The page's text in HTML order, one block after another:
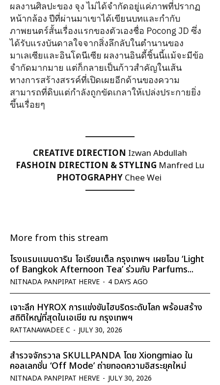
ผลงานศิลปะของ จุง ไม่ได้จำกัดอยู่แค่ภาพที่ปรากฏ
หน้ากล้อง ปีที่ผ่านมาเขาได้เขียนบทและกำกับ
ภาพยนตร์สั้นเรื่องแรกของตัวเองชื่อ Pocong JD ซึ่ง
ได้รับแรงบันดาลใจจากสิ่งลึกลับในตำนานของ
มาเลเซียและอินโดนีเซีย ผลงานอินดี้ชิ้นนี้แม้จะมีข้อ
จำกัดมากมาย แต่ก็กลายเป็นก้าวสำคัญในเส้น
ทางการสร้างสรรค์ที่เปิดเผยอีกด้านของความ
สามารถที่ดิบแต่กำลังถูกขัดเกลาให้เปล่งประกายยิ่ง
ขึ้นเรื่อยๆ
CREATIVE DIRECTION Izwan Abdullah
FASHOIN DIRECTION & STYLING Manfred Lu
PHOTOGRAPHYChee Wei
More from this stream
โรงแรมแมนดาริน โอเรียนเต็ล กรุงเทพฯ เผยโฉม ‘Light
of Bangkok Afternoon Tea’ ร่วมกับ Parfums...
NITNADA PANPIPAT HERVE - 4 DAYS AGO
เจาะลึก HYROX การแข่งขันไฮบริดระดับโลก พร้อมสร้าง
สถิติใหญ่ที่สุดในเอเชีย ณ กรุงเทพฯ
RATTANAWADEE C - JULY 30, 2026
สำรวจจักรวาล SKULLPANDA โดย Xiongmiao ใน
คอลเลกชั่น ‘Off Mode’ ถ่ายทอดความอิสระยุคใหม่
NITNADA PANPIPAT HERVE - JULY 30, 2026